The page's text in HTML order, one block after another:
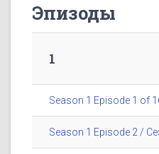
Эпизоды
1
Season 1 Episode 1 of
Season 1 Episode 2 /